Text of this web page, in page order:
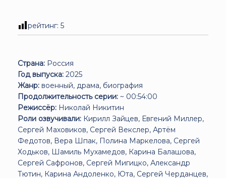
рейтинг: 5
Страна: Россия
Год выпуска: 2025
Жанр: военный, драма, биография
Продолжительность серии: ~ 00:54:00
Режиссёр: Николай Никитин
Роли озвучивали: Кирилл Зайцев, Евгений Миллер,
Сергей Маховиков, Сергей Векслер, Артём
Федотов, Вера Шпак, Полина Маркелова, Сергей
Ходьков, Шамиль Мухамедов, Карина Балашова,
Сергей Сафронов, Сергей Мигицко, Александр
Тютин, Карина Андоленко, Юта, Сергей Черданцев,